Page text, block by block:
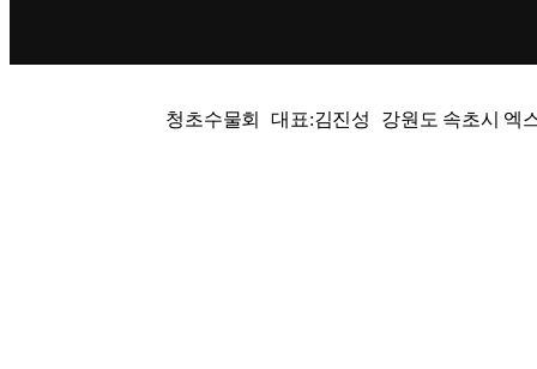
청초수물회 대표:김진성 강원도 속초시 엑